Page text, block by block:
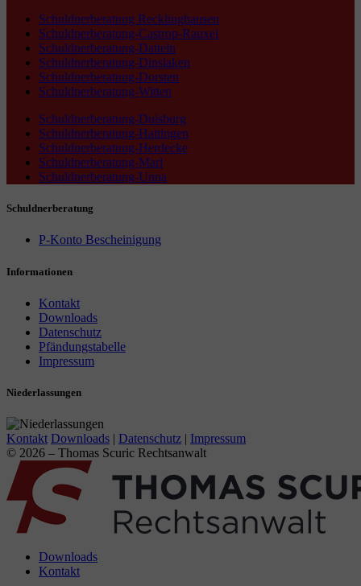
Schuldnerberatung Recklinghausen
Schuldnerberatung-Castrop-Rauxel
Schuldnerberatung-Datteln
Schuldnerberatung-Dinslaken
Schuldnerberatung-Dorsten
Schuldnerberatung-Witten
Schuldnerberatung-Duisburg
Schuldnerberatung-Hattingen
Schuldnerberatung-Herdecke
Schuldnerberatung-Marl
Schuldnerberatung-Unna
Schuldnerberatung
P-Konto Bescheinigung
Informationen
Kontakt
Downloads
Datenschutz
Pfändungstabelle
Impressum
Niederlassungen
Kontakt Downloads | Datenschutz | Impressum
© 2026 – Thomas Scuric Rechtsanwalt
Downloads
Kontakt